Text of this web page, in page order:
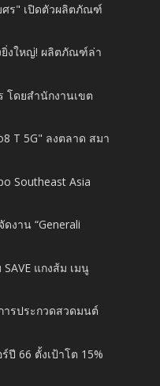
ศร" เปิดตัวผลิตภัณฑ์
ยิ่งใหญ่! ผลิตภัณฑ์ล่า
โดยสำนักงานเขต
T 5G" ลงตลาด สมา
Southeast Asia
งาน “Generali
แกงส้ม เมนู
ารประกวดสวดมนต์
ปี 66 ตั้งเป้าโต 15%